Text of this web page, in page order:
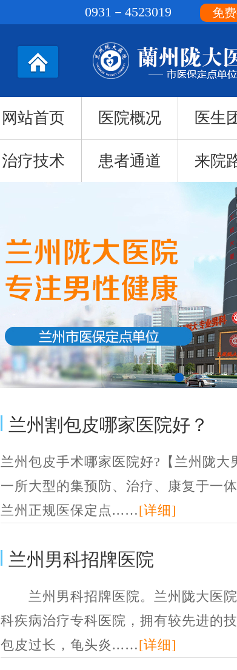
网站首页 医院概况 医生
治疗技术 患者通道 来院
兰州割包皮哪家医院好？
兰州包皮手术哪家医院好?【兰州陇大
一所大型的集预防、治疗、康复于一
兰州正规医保定点...…[详细]
兰州男科招牌医院
兰州男科招牌医院。兰州陇大医院
科疾病治疗专科医院，拥有较先进的
包皮过长，龟头炎...…[详细]
0931－4523019 免